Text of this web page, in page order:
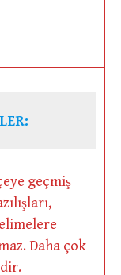
geçmiş
Daha çok